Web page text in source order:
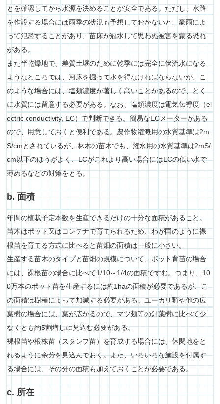
とを確認してから水源を決めることが安全である。ただし、水路
を作設する場合には雨季の状況も予想しておかないと、豪雨によ
って氾濫することがあり、苗床が冠水して思わぬ被害を蒙る恐れ
がある。
また半乾燥地で、差質土壌のために乾季には完全に伏流水になる
ようなところでは、河床を掘って水を得なければならないが、こ
のような場合には、塩類濃度が著しく高いことがあるので、とく
に水質には留意する必要がある。なお、塩類濃度は電気伝導度（el
ectric conductivity, EC）で判断できる。簡易なECメーターがある
ので、用意しておくと便利である。農作物潅漑用の水質基準は2m
S/cmとされているが、林木の苗木でも、潅水用の水質基準は2mS/
cm以下のほうがよく、ECがこれより高い場合にはECの低い水で
薄めるなどの対策をとる。
b. 面積
年間の植栽予定本数を生産できるだけの十分な面積があること。
苗木はポット又はコンテナで育てられるため、わが国のように裸
根苗を育てる方式に比べると苗畑の面積は一般に小さい。
生産する苗木のタイプと苗畑の規模について、ポット育苗の場合
には、裸根苗の場合に比べて1/10～1/4の面積ですむ。つまり、10
0万本のポット苗を生産するには約1haの面積が必要であるが、こ
の面積は樹種によって加減する必要がある。ユーカリ類や他の広
葉樹の場合には、葉が広がるので、マツ類等の針葉樹に比べて少
なくとも約5割増しに見込む必要がある。
裸根苗や根株苗（スタンプ苗）を育成する場合には、休閑地をと
れるように余分を見込んでおく。また、いろいろな施設を付属す
る場合には、その分の面積も加えておくことが必要である。
c. 所在